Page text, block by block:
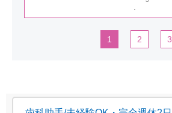
1 2 3